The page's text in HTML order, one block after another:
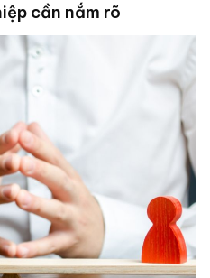
cần nắm rõ